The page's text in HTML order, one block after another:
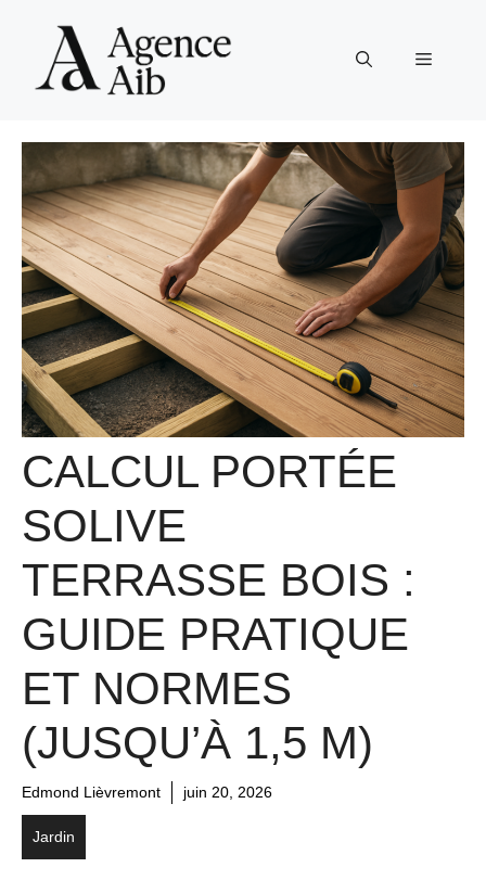
contenu
Menu
CALCUL PORTÉE
SOLIVE
TERRASSE BOIS :
GUIDE PRATIQUE
ET NORMES
(JUSQU’À 1,5 M)
Edmond Lièvremont juin 20, 2026
Jardin